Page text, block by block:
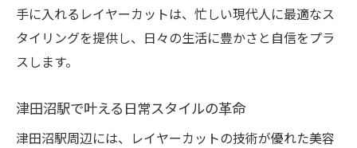
手に入れるレイヤーカットは、忙しい現代人に最適なス
タイリングを提供し、日々の生活に豊かさと自信をプラ
スします。
津田沼駅で叶える日常スタイルの革命
津田沼駅周辺には、レイヤーカットの技術が優れた美容